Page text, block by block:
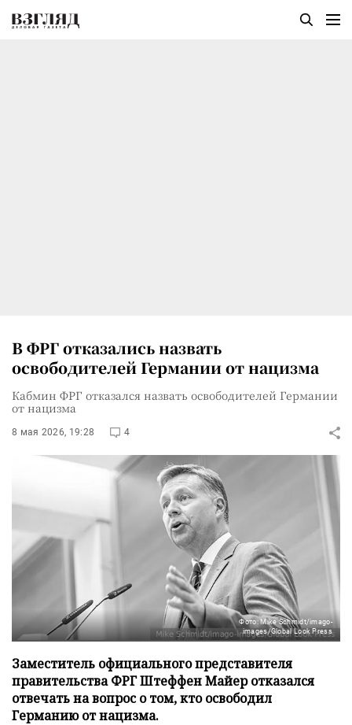
В ФРГ отказались назвать
освободителей Германии от нацизма
Кабмин ФРГ отказался назвать освободителей Германии
от нацизма
8 мая 2026, 19:28 4
Фото: Mike Schmidt/imago-
images/Global Look Press
Заместитель официального представителя
правительства ФРГ Штеффен Майер отказался
отвечать на вопрос о том, кто освободил
Германию от нацизма.